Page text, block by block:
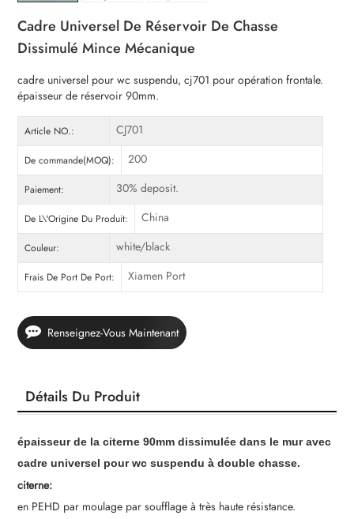
Cadre Universel De Réservoir De Chasse
Dissimulé Mince Mécanique
cadre universel pour wc suspendu, cj701 pour opération frontale.
épaisseur de réservoir 90mm.
Article NO.: CJ701
De commande(MOQ): 200
Paiement: 30% deposit.
De L\'Origine Du Produit: China
Couleur: white/black
Frais De Port De Port: Xiamen Port
Renseignez-Vous Maintenant
Détails Du Produit
épaisseur de la citerne 90mm dissimulée dans le mur avec
cadre universel pour wc suspendu à double chasse.
citerne:
en PEHD par moulage par soufflage à très haute résistance.